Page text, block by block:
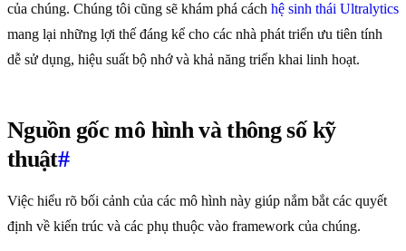
của chúng. Chúng tôi cũng sẽ khám phá cách hệ sinh thái Ultralytics
mang lại những lợi thế đáng kể cho các nhà phát triển ưu tiên tính
dễ sử dụng, hiệu suất bộ nhớ và khả năng triển khai linh hoạt.
Nguồn gốc mô hình và thông số kỹ
thuật#
Việc hiểu rõ bối cảnh của các mô hình này giúp nắm bắt các quyết
định về kiến trúc và các phụ thuộc vào framework của chúng.